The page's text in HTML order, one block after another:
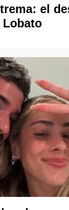
el
Lobato